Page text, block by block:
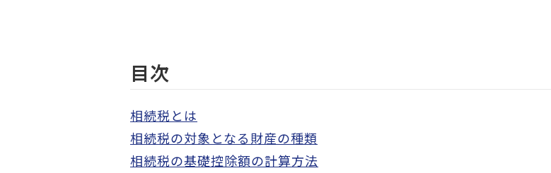
目次
相続税とは
相続税の対象となる財産の種類
相続税の基礎控除額の計算方法